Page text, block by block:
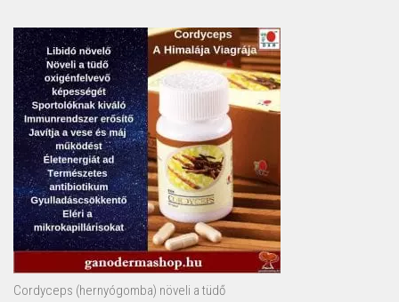
Cordyceps (hernyógomba) növeli a tüdő